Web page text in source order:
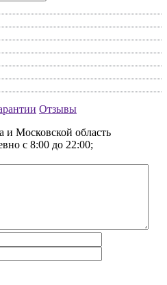
Отзывы
и Московской область
с 8:00 до 22:00;